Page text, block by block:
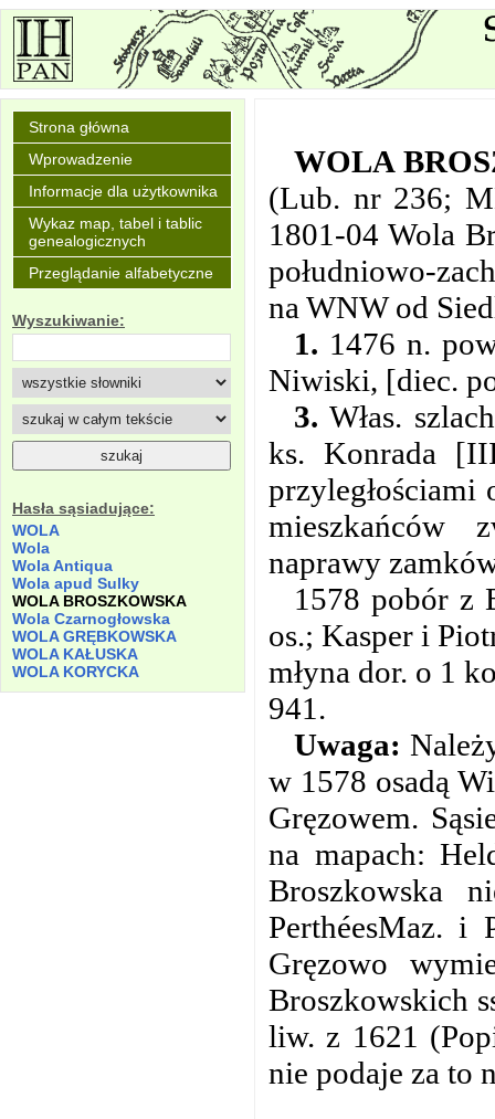
Strona główna
Wprowadzenie
Informacje dla użytkownika
Wykaz map, tabel i tablic
genealogicznych
Przeglądanie alfabetyczne
Wyszukiwanie:
Hasła sąsiadujące:
WOLA
Wola
Wola Antiqua
Wola apud Sulky
WOLA BROSZKOWSKA
Wola Czarnogłowska
WOLA GRĘBKOWSKA
WOLA KAŁUSKA
WOLA KORYCKA
WOLA
(Lub. nr 236;
1801-04 Wola
południowo-
na WNW od
1. 1476 n.
Niwiski, [diec.
3. Włas.
ks. Konrada
przyległościami
mieszkańców
naprawy
1578 pobór z
os.; Kasper i
młyna dor. o 1
941.
Uwaga:
w 1578 osadą
Gręzowem.
na mapach:
Broszkowska
PerthéesMaz. i
Gręzowo
Broszkowskich
liw. z 1621
nie podaje za to